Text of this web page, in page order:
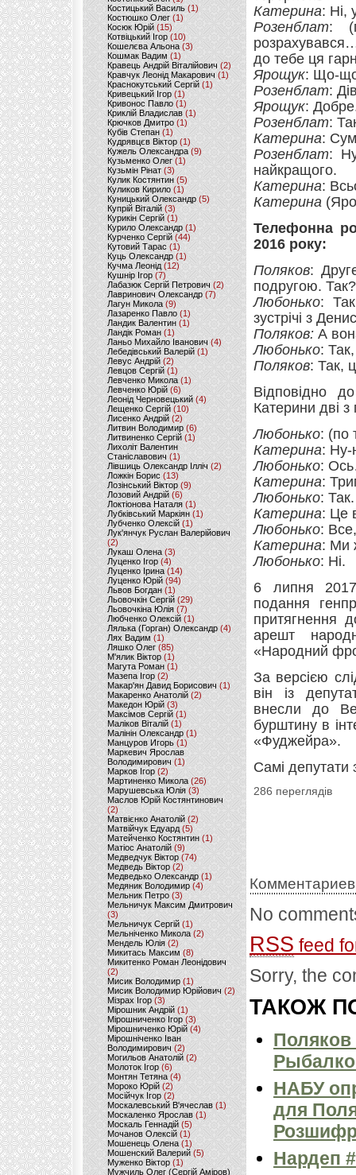
Костицький Василь (1)
Костюшко Олег (1)
Косюк Юрій (15)
Котвіцький Ігор (10)
Кошелєва Альона(3)
Кошмак Вадим (1)
Кравець Андрій Віталійович (2)
Кравчук Леонід Макарович (1)
Краснокутський Сергій (1)
Кривецький Ігор (1)
Кривонос Павло (1)
Криклій Владислав (1)
Крючков Дмитро(1)
Кубів Степан(1)
Кудрявцєв Віктор (1)
Кужель Олександра (9)
Кузьменко Олег (1)
Кузьмін Рінат(3)
Кулик Костянтин(5)
Куликов Кирило (1)
Куницький Олександр (5)
Купрій Віталій (3)
Курикін Сергій(1)
Курило Олександр (1)
Курченко Сергій (44)
Кутовий Тарас (1)
Куць Олександр (1)
Кучма Леонід (12)
Кушнір Ігор(7)
Лабазюк Сергій Петрович (2)
Лавринович Олександр(7)
Лагун Микола(9)
Лазаренко Павло (1)
Ландик Валентин (1)
Ландік Роман (1)
Ланьо Михайло Іванович(4)
Лебедівський Валерій(1)
Левус Андрій(2)
Левцов Сергій (1)
Левченко Микола (1)
Левченко Юрій (6)
Леонід Черновецький (4)
Лещенко Сергій (10)
Лисенко Андрій (2)
Литвин Володимир (6)
Литвиненко Сергій (1)
Лихоліт Валентин
Станіславович (1)
Лівшиць Олександр Ілліч (2)
Ложкін Борис(13)
Лозінський Віктор(9)
Лозовий Андрій (6)
Локтіонова Наталя (1)
Лубківський Маркіян(1)
Лубченко Олексій (1)
Лук'янчук Руслан Валерійович
(2)
Лукаш Олена (3)
Луценко Ігор (4)
Луценко Ірина (14)
Луценко Юрій (94)
Львов Богдан (1)
Льовочкін Сергій (29)
Льовочкіна Юлія(7)
Любченко Олексій(1)
Лялька (Горган) Олександр(4)
Лях Вадим (1)
Ляшко Олег (85)
М'ялик Віктор(1)
Магута Роман(1)
Мазепа Ігор (2)
Макар'ян Давид Борисович(1)
Макаренко Анатолій (2)
Македон Юрій(3)
Максімов Сергій (1)
Маліков Віталій (1)
Малінін Олександр (1)
Манцуров Игорь (1)
Маркевич Ярослав
Володимирович (1)
Марков Ігор (2)
Мартиненко Микола (26)
Марушевська Юлія (3)
Маслов Юрій Костянтинович
(2)
Матвієнко Анатолій (2)
Матвійчук Едуард(5)
Матейченко Костянтин (1)
Матіос Анатолій (9)
Медведчук Віктор(74)
Медведь Віктор (2)
Медведько Олександр (1)
Медяник Володимир(4)
Мельник Петро (3)
Мельничук Максим Дмитрович
(3)
Мельничук Сергій (1)
Мельніченко Микола (2)
Мендель Юлія (2)
Микитась Максим (8)
Микитенко Роман Леонідович
(2)
Мисик Володимир (1)
Мисик Володимир Юрійович(2)
Мізрах Ігор(3)
Мірошник Андрій(1)
Мірошниченко Ігор (3)
Мірошниченко Юрій(4)
Мірошніченко Іван
Володимирович (2)
Могильов Анатолій (2)
Молоток Ігор (6)
Монтян Тетяна (4)
Мороко Юрій(2)
Мосійчук Ігор (2)
Москалевський В'ячеслав (1)
Москаленко Ярослав (1)
Москаль Геннадій (5)
Мочанов Олексій(1)
Мошенець Олена(1)
Мошенский Валерий (5)
Муженко Віктор (1)
Мужчиль Олег (Сергій Аміров)
Катерина: Ні,
Розенблат:
до тебе ця
Ярощук: Що-
Розенблат:
Ярощук:
Розенблат:
Катерина:
Розенблат:
найкращого.
Катерина:
Катерина
Телефонна
2016 року:
Поляков:
подругою.
Любонько:
зустрічі з
Поляков: А
Любонько:
Поляков: Так,
Відповідно
Катерини дві
Любонько: (по
Катерина:
Любонько:
Катерина:
Любонько:
Катерина: Це
Любонько:
Катерина: Ми
Любонько: Ні.
6 липня 2017
подання
притягнення
арешт
«Народний
За версією
він із
внесли до
бурштину в
«Фуджейра».
Самі депутати
286 переглядів
No
RSS feed
Sorry, the
ТАКОЖ
Поляков
НАБУ
для
Нардеп